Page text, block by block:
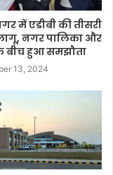
में एडीबी की तीसरी
नगर पालिका और
बीच हुआ समझौता
13, 2024